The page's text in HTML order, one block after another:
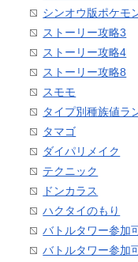
シンオウ版ポケモ
ストーリー攻略3
ストーリー攻略4
ストーリー攻略8
スモモ
タイプ別種族値ラ
タマゴ
ダイパリメイク
テクニック
ドンカラス
ハクタイのもり
バトルタワー参加
バトルタワー参加